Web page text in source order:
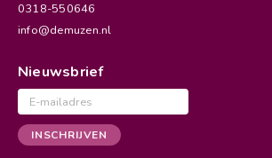
0318-550646
info@demuzen.nl
Nieuwsbrief
E-
mailadres
INSCHRIJVEN